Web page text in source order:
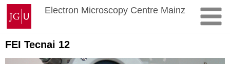
Skip
content
Johannes
Gutenberg
University
Mainz
Electron Microscopy Centre Mainz
FEI Tecnai 12